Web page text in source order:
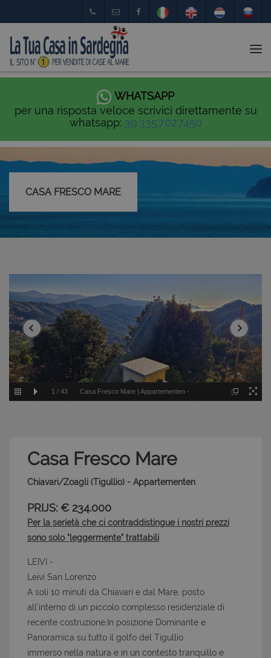
WHATSAPP
per una risposta veloce scrivici direttamente su
whatsapp: 39.335.702.7450
CASA FRESCO MARE
1 / 43 Casa Fresco Mare | Appartementen -
Casa Fresco Mare
Chiavari/Zoagli (Tigullio) - Appartementen
PRIJS: € 234.000
Per la serietà che ci contraddistingue i nostri prezzi
sono solo "leggermente" trattabili
LEIVI -
Leivi San Lorenzo
A soli 10 minuti da Chiavari e dal Mare, posto
all'interno di un piccolo complesso residenziale di
recente costruzione,In posizione Dominante e
Panoramica su tutto il golfo del Tigullio
immerso nella natura e in un contesto tranquillo e